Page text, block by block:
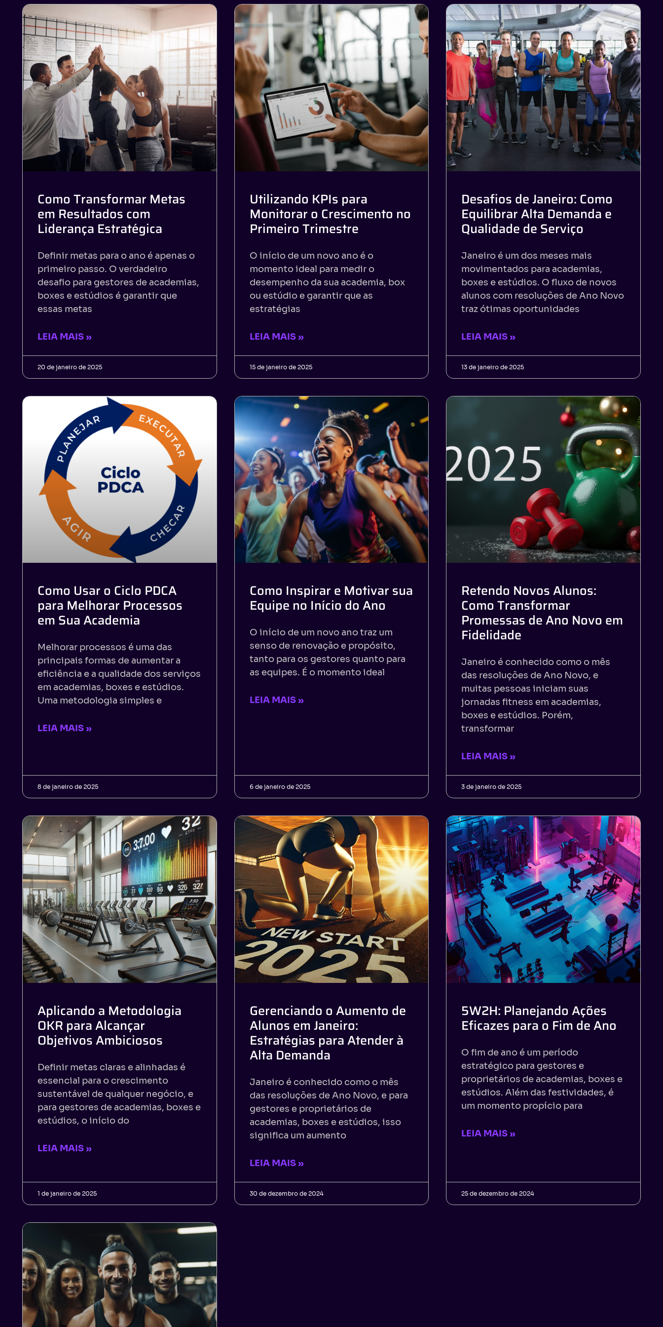
Como Transformar Metas
em Resultados com
Liderança Estratégica
Definir metas para o ano é apenas o
primeiro passo. O verdadeiro
desafio para gestores de academias,
boxes e estúdios é garantir que
essas metas
LEIA MAIS »
20 de janeiro de 2025
Utilizando KPIs para
Monitorar o Crescimento no
Primeiro Trimestre
O início de um novo ano é o
momento ideal para medir o
desempenho da sua academia, box
ou estúdio e garantir que as
estratégias
LEIA MAIS »
15 de janeiro de 2025
Desafios de Janeiro: Como
Equilibrar Alta Demanda e
Qualidade de Serviço
Janeiro é um dos meses mais
movimentados para academias,
boxes e estúdios. O fluxo de novos
alunos com resoluções de Ano Novo
traz ótimas oportunidades
LEIA MAIS »
13 de janeiro de 2025
Como Usar o Ciclo PDCA
para Melhorar Processos
em Sua Academia
Melhorar processos é uma das
principais formas de aumentar a
eficiência e a qualidade dos serviços
em academias, boxes e estúdios.
Uma metodologia simples e
LEIA MAIS »
8 de janeiro de 2025
Como Inspirar e Motivar sua
Equipe no Início do Ano
O início de um novo ano traz um
senso de renovação e propósito,
tanto para os gestores quanto para
as equipes. É o momento ideal
LEIA MAIS »
6 de janeiro de 2025
Retendo Novos Alunos:
Como Transformar
Promessas de Ano Novo em
Fidelidade
Janeiro é conhecido como o mês
das resoluções de Ano Novo, e
muitas pessoas iniciam suas
jornadas fitness em academias,
boxes e estúdios. Porém,
transformar
LEIA MAIS »
3 de janeiro de 2025
Aplicando a Metodologia
OKR para Alcançar
Objetivos Ambiciosos
Definir metas claras e alinhadas é
essencial para o crescimento
sustentável de qualquer negócio, e
para gestores de academias, boxes e
estúdios, o início do
LEIA MAIS »
1 de janeiro de 2025
Gerenciando o Aumento de
Alunos em Janeiro:
Estratégias para Atender à
Alta Demanda
Janeiro é conhecido como o mês
das resoluções de Ano Novo, e para
gestores e proprietários de
academias, boxes e estúdios, isso
significa um aumento
LEIA MAIS »
30 de dezembro de 2024
5W2H: Planejando Ações
Eficazes para o Fim de Ano
O fim de ano é um período
estratégico para gestores e
proprietários de academias, boxes e
estúdios. Além das festividades, é
um momento propício para
LEIA MAIS »
25 de dezembro de 2024